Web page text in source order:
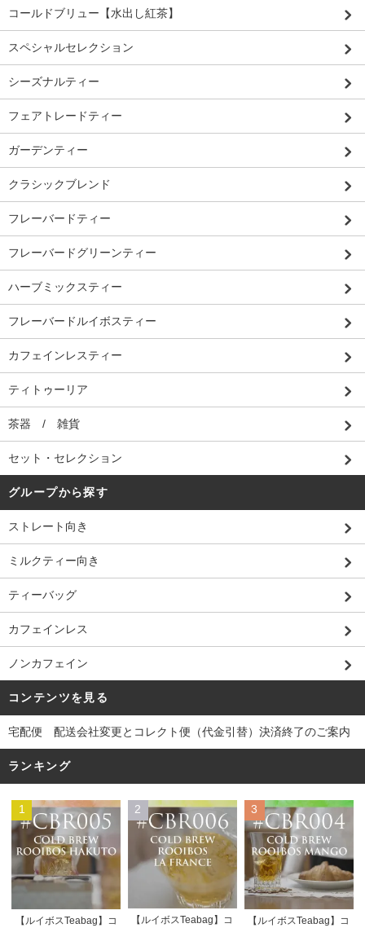
コールドブリュー【水出し紅茶】
スペシャルセレクション
シーズナルティー
フェアトレードティー
ガーデンティー
クラシックブレンド
フレーバードティー
フレーバードグリーンティー
ハーブミックスティー
フレーバードルイボスティー
カフェインレスティー
ティトゥーリア
茶器 / 雑貨
セット・セレクション
グループから探す
ストレート向き
ミルクティー向き
ティーバッグ
カフェインレス
ノンカフェイン
コンテンツを見る
宅配便 配送会社変更とコレクト便（代金引替）決済終了のご案内
ランキング
1
【ルイボスTeabag】コ
2
【ルイボスTeabag】コ
3
【ルイボスTeabag】コ